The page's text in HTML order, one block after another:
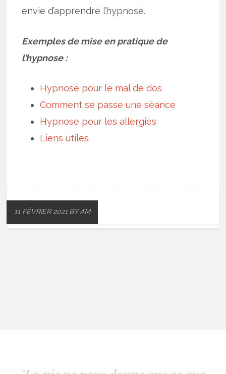
envie d’apprendre l’hypnose.
Exemples de mise en pratique de
l’hypnose :
Hypnose pour le mal de dos
Comment se passe une séance
Hypnose pour les allergies
Liens utiles
11 FÉVRIER 2021 BY AM